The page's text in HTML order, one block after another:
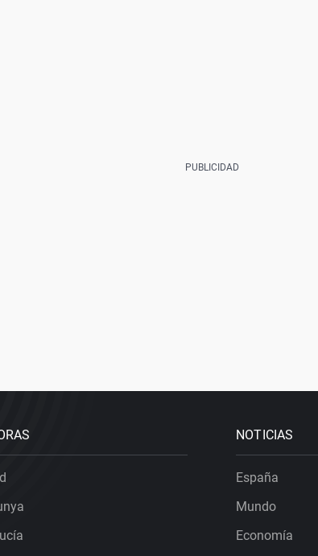
NOTICIAS
España
Mundo
Economía